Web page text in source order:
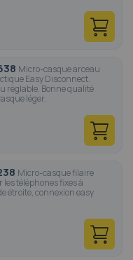
Micro-casque arceau
Easy Disconnect.
réglable. Bonne qualité
léger.
Micro-casque filaire
téléphones fixes à
étroite, connexion easy